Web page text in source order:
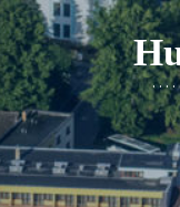
Skip
to
content
. . .